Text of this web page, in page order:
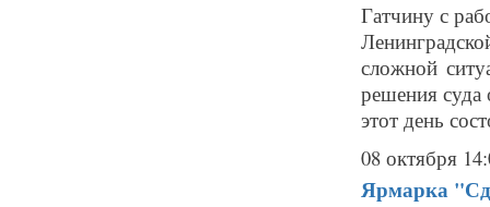
Гатчину с
сложной
решения
этот день
08 октября
Ярмарка